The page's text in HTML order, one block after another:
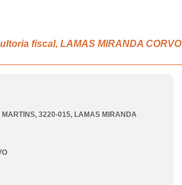
fiscal, LAMAS MIRANDA CORVO
MARTINS, 3220-015, LAMAS MIRANDA